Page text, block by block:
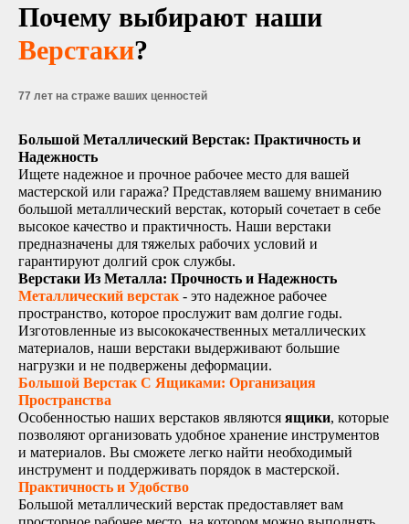
Почему выбирают наши
Верстаки?
77 лет на страже ваших ценностей
Большой Металлический Верстак: Практичность и
Надежность
Ищете надежное и прочное рабочее место для вашей
мастерской или гаража? Представляем вашему вниманию
большой металлический верстак, который сочетает в себе
высокое качество и практичность. Наши верстаки
предназначены для тяжелых рабочих условий и
гарантируют долгий срок службы.
Верстаки Из Металла: Прочность и Надежность
Металлический верстак - это надежное рабочее
пространство, которое прослужит вам долгие годы.
Изготовленные из высококачественных металлических
материалов, наши верстаки выдерживают большие
нагрузки и не подвержены деформации.
Большой Верстак С Ящиками: Организация
Пространства
Особенностью наших верстаков являются ящики, которые
позволяют организовать удобное хранение инструментов
и материалов. Вы сможете легко найти необходимый
инструмент и поддерживать порядок в мастерской.
Практичность и Удобство
Большой металлический верстак предоставляет вам